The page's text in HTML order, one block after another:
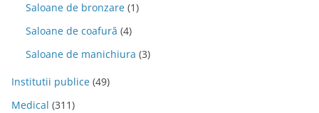
Saloane de bronzare (1)
Saloane de coafură (4)
Saloane de manichiura (3)
Institutii publice (49)
Medical (311)